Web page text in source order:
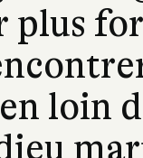
plus
loin